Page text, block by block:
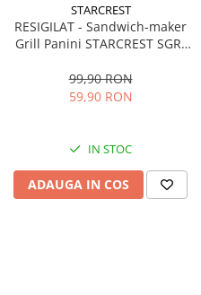
STARCREST
RESIGILAT - Sandwich-maker
Grill Panini STARCREST SGR-
nonaderente, Deschidere
180°, Suprafata de gatire 23 x
99,90 RON
59,90 RON
IN STOC
ADAUGA IN COS